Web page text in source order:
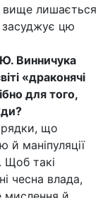
вище лишається
засуджує цю
Ю. Винничука
«драконячі
для того,
що
й маніпуляції
Щоб такі
чесна влада,